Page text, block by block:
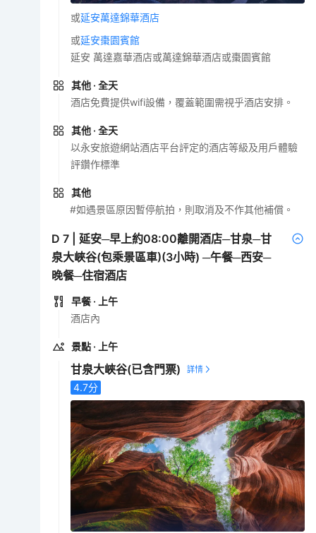
或延安萬達錦華酒店
或延安棗園賓館
延安 萬達嘉華酒店或萬達錦華酒店或棗園賓館
其他 · 全天
酒店免費提供wifi設備，覆蓋範圍需視乎酒店安排。
其他 · 全天
以永安旅遊網站酒店平台評定的酒店等級及用戶體驗
評鑽作標準
其他
#如遇景區原因暫停航拍，則取消及不作其他補償。
D7 |延安─早上約08:00離開酒店─甘泉─甘
泉大峽谷(包乘景區車)(3小時) ─午餐─西安─
晚餐─住宿酒店
早餐 · 上午
酒店內
景點 · 上午
甘泉大峽谷(已含門票)
4.7分